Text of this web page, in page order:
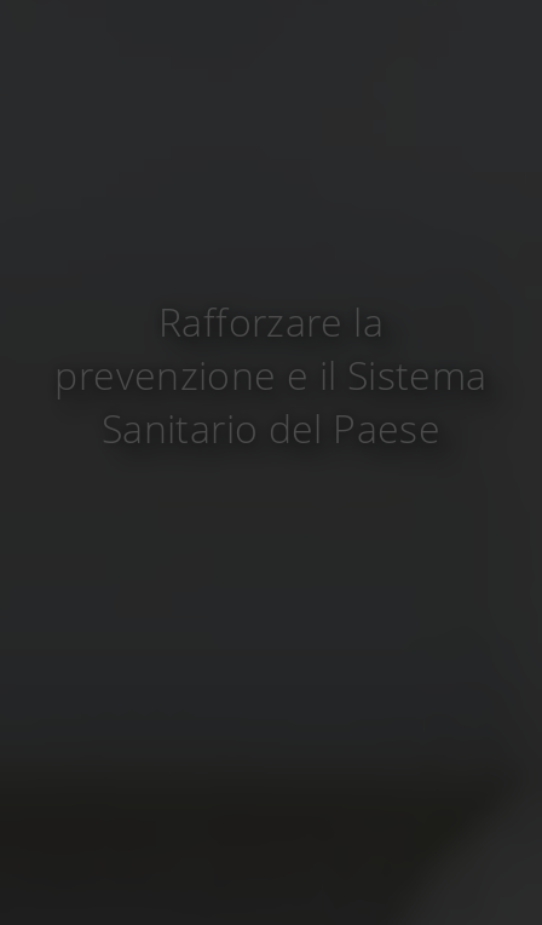
Rafforzare la
prevenzione e il Sistema
Sanitario del Paese